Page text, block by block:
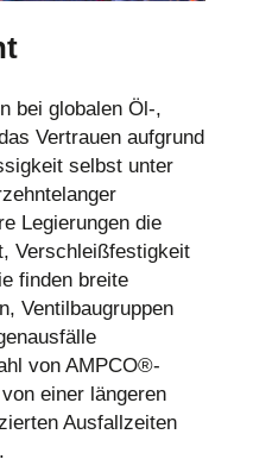
bei globalen Öl-,
Vertrauen aufgrund
selbst unter
Legierungen die
Verschleißfestigkeit
finden breite
Ventilbaugruppen
von AMPCO®-
einer längeren
Ausfallzeiten